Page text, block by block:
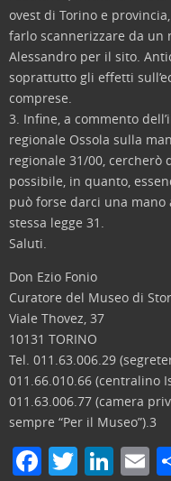
ovest di Torino e
farlo scannerizzare da un
Alessandro per il sito.
soprattutto gli effetti
comprese.
3. Infine, a commento
regionale Ossola sulla
regionale 31/00,
possibile, in quanto,
può forse darci una
stessa legge 31.
Saluti.
Don Ezio Fonio
Curatore del Museo di
Viale Thovez, 37
10131 TORINO
Tel. 011.63.006.29
011.66.010.66 (centralino
011.63.006.77 (camera
sempre “Per il Museo”).3
F T Li E